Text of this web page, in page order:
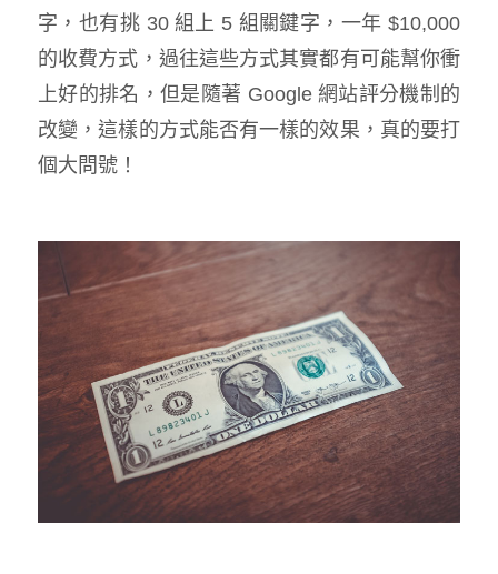
字，也有挑 30 組上 5 組關鍵字，一年 $10,000
的收費方式，過往這些方式其實都有可能幫你衝
上好的排名，但是隨著 Google 網站評分機制的
改變，這樣的方式能否有一樣的效果，真的要打
個大問號！